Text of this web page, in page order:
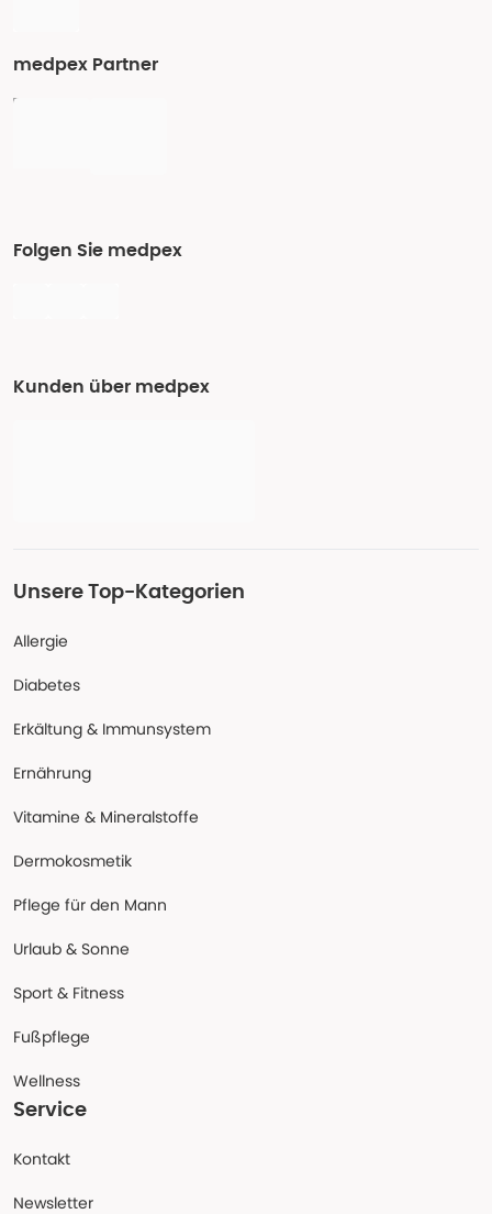
medpex Partner
Folgen Sie medpex
Kunden über medpex
Unsere Top-Kategorien
Allergie
Diabetes
Erkältung & Immunsystem
Ernährung
Vitamine & Mineralstoffe
Dermokosmetik
Pflege für den Mann
Urlaub & Sonne
Sport & Fitness
Fußpflege
Wellness
Service
Kontakt
Newsletter